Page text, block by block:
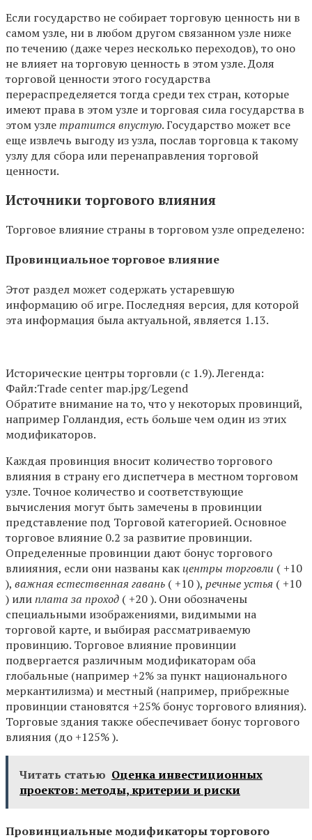
Если государство не собирает торговую ценность ни в
самом узле, ни в любом другом связанном узле ниже
по течению (даже через несколько переходов), то оно
не влияет на торговую ценность в этом узле. Доля
торговой ценности этого государства
перераспределяется тогда среди тех стран, которые
имеют права в этом узле и торговая сила государства в
этом узлетратится впустую. Государство может все
еще извлечь выгоду из узла, послав торговца к такому
узлу для сбора или перенаправления торговой
ценности.
Источники торгового влияния
Торговое влияние страны в торговом узле определено:
Провинциальное торговое влияние
Этот раздел может содержать устаревшую
информацию об игре. Последняя версия, для которой
эта информация была актуальной, является 1.13.
Исторические центры торговли (с 1.9). Легенда:
Файл:Trade center map.jpg/Legend
Обратите внимание на то, что у некоторых провинций,
например Голландия, есть больше чем один из этих
модификаторов.
Каждая провинция вносит количество торгового
влияния в страну его диспетчера в местном торговом
узле. Точное количество и соответствующие
вычисления могут быть замечены в провинции
представление под Торговой категорией. Основное
торговое влияние 0.2 за развитие провинции.
Определенные провинции дают бонус торгового
влиияния, если они названы какцентры торговли ( +10
), важная естественная гавань ( +10 ), речные устья ( +10
) илиплата за проход ( +20 ). Они обозначены
специальными изображениями, видимыми на
торговой карте, и выбирая рассматриваемую
провинцию. Торговое влияние провинции
подвергается различным модификаторам оба
глобальные (например +2% за пункт национального
меркантилизма) и местный (например, прибрежные
провинции становятся +25% бонус торгового влияния).
Торговые здания также обеспечивает бонус торгового
влияния (до +125% ).
Читать статью Оценка инвестиционных
проектов: методы, критерии и риски
Провинциальные модификаторы торгового